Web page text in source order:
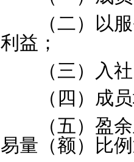
（二）以服
利益；
（三）入社
（四）成员
（五）盈余
易量（额）比